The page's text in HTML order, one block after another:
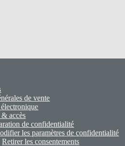
de vente
accès
de confidentialité
les paramètres de confidentialité
Retirer les consentements